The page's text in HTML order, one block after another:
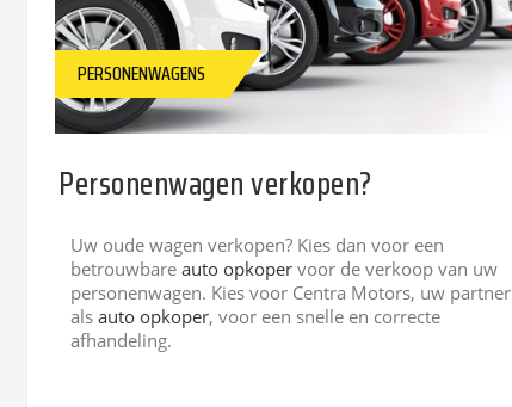
PERSONENWAGENS
Personenwagen verkopen?
Uw oude wagen verkopen? Kies dan voor een
betrouwbare auto opkoper voor de verkoop van uw
personenwagen. Kies voor Centra Motors, uw partner
als auto opkoper, voor een snelle en correcte
afhandeling.